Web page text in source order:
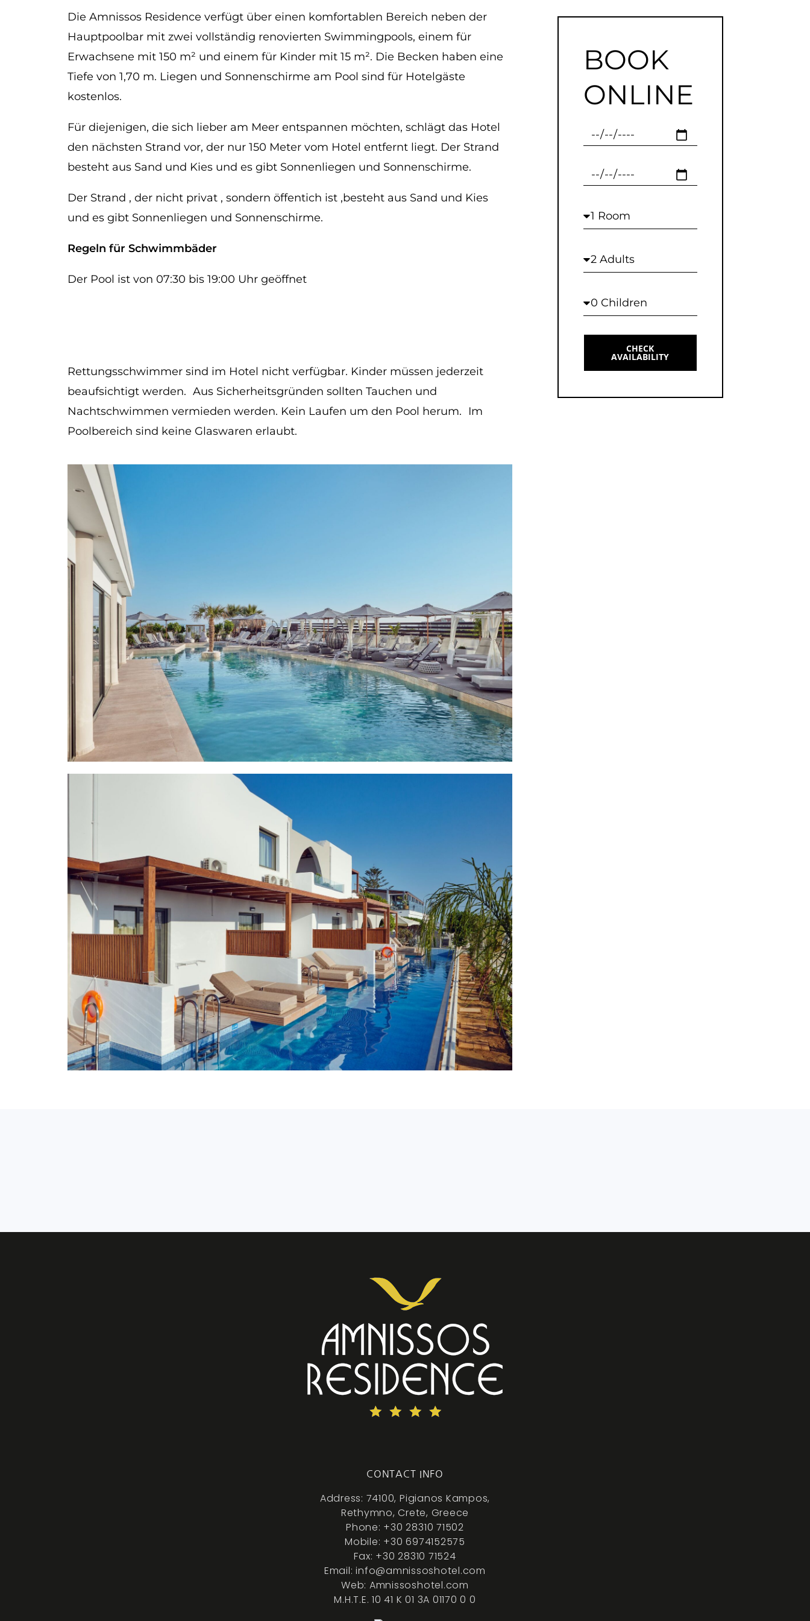
Die Amnissos Residence verfügt über einen komfortablen Bereich neben der
Hauptpoolbar mit zwei vollständig renovierten Swimmingpools, einem für
Erwachsene mit 150 m² und einem für Kinder mit 15 m². Die Becken haben eine
Tiefe von 1,70 m. Liegen und Sonnenschirme am Pool sind für Hotelgäste
kostenlos.
Für diejenigen, die sich lieber am Meer entspannen möchten, schlägt das Hotel
den nächsten Strand vor, der nur 150 Meter vom Hotel entfernt liegt. Der Strand
besteht aus Sand und Kies und es gibt Sonnenliegen und Sonnenschirme.
Der Strand , der nicht privat , sondern öffentich ist ,besteht aus Sand und Kies
und es gibt Sonnenliegen und Sonnenschirme.
Regeln für Schwimmbäder
Der Pool ist von 07:30 bis 19:00 Uhr geöffnet
Rettungsschwimmer sind im Hotel nicht verfügbar. Kinder müssen jederzeit
beaufsichtigt werden. Aus Sicherheitsgründen sollten Tauchen und
Nachtschwimmen vermieden werden. Kein Laufen um den Pool herum. Im
Poolbereich sind keine Glaswaren erlaubt.
BOOK
ONLINE
Checkin
Checkout
Rooms
Adults
Children
CHECK
AVAILABILITY
CONTACT INFO
Address: 74100, Pigianos Kampos,
Rethymno, Crete, Greece
Phone: +30 28310 71502
Mobile: +30 6974152575
Fax: +30 28310 71524
Email: info@amnissoshotel.com
Web: Amnissoshotel.com
M.H.T.E. 10 41 K 01 3A 01170 0 0